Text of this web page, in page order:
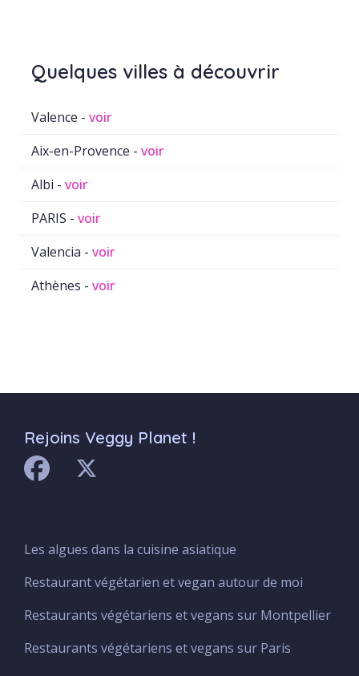
Quelques villes à découvrir
Valence - voir
Aix-en-Provence - voir
Albi - voir
PARIS - voir
Valencia - voir
Athènes - voir
Rejoins Veggy Planet !
Menu
Footer
Les algues dans la cuisine asiatique
Restaurant végétarien et vegan autour de moi
Restaurants végétariens et vegans sur Montpellier
Restaurants végétariens et vegans sur Paris